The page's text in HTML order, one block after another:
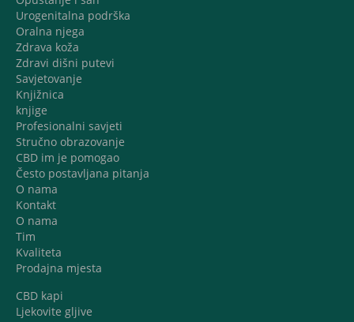
Urogenitalna podrška
Oralna njega
Zdrava koža
Zdravi dišni putevi
Savjetovanje
Knjižnica
knjige
Profesionalni savjeti
Stručno obrazovanje
CBD im je pomogao
Često postavljana pitanja
O nama
Kontakt
O nama
Tim
Kvaliteta
Prodajna mjesta
CBD kapi
Ljekovite gljive